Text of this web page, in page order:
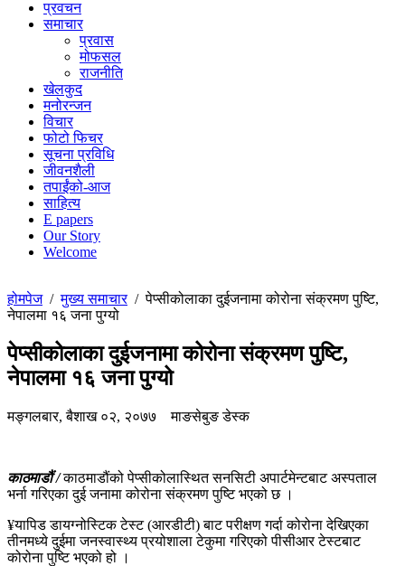
प्रवचन
समाचार
प्रवास
मोफसल
राजनीति
खेलकुद
मनोरन्जन
विचार
फोटो फिचर
सूचना प्रविधि
जीवनशैली
तपाईंको-आज
साहित्य
E papers
Our Story
Welcome
होमपेज/मुख्य समाचार/पेप्सीकोलाका दुईजनामा कोरोना संक्रमण पुष्टि,
नेपालमा १६ जना पुग्यो
पेप्सीकोलाका दुईजनामा कोरोना संक्रमण पुष्टि,
नेपालमा १६ जना पुग्यो
मङ्गलबार, बैशाख ०२, २०७७ माङसेबुङ डेस्क
काठमाडौं /काठमाडौंको पेप्सीकोलास्थित सनसिटी अपार्टमेन्टबाट अस्पताल
भर्ना गरिएका दुई जनामा कोरोना संक्रमण पुष्टि भएको छ ।
¥यापिड डायग्नोस्टिक टेस्ट (आरडीटी) बाट परीक्षण गर्दा कोरोना देखिएका
तीनमध्ये दुईमा जनस्वास्थ्य प्रयोशाला टेकुमा गरिएको पीसीआर टेस्टबाट
कोरोना पुष्टि भएको हो ।